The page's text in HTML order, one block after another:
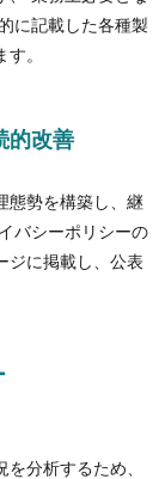
に記載した各種製
。
的改善
態勢を構築し、継
バシーポリシーの
ジに掲載し、公表
分析するため、